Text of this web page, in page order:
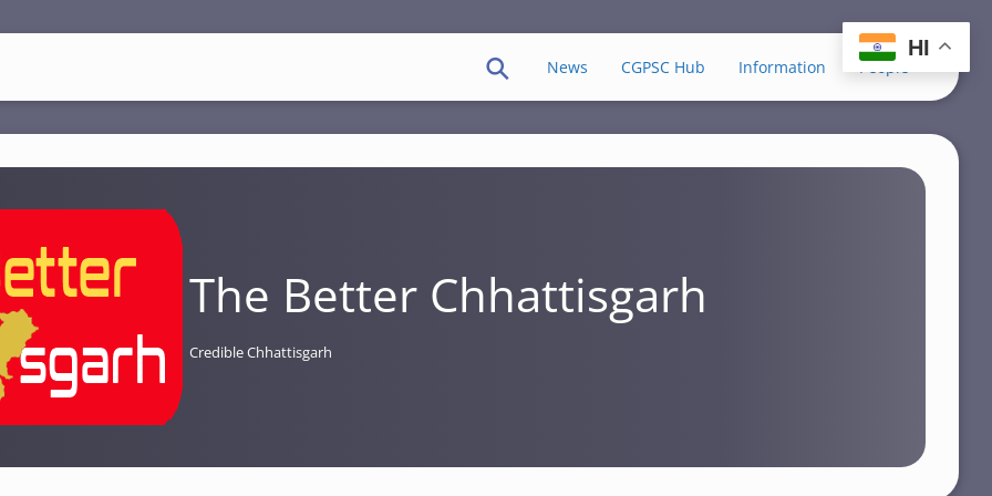
News CGPSC Hub Information People
The Better Chhattisgarh
Credible Chhattisgarh
HI